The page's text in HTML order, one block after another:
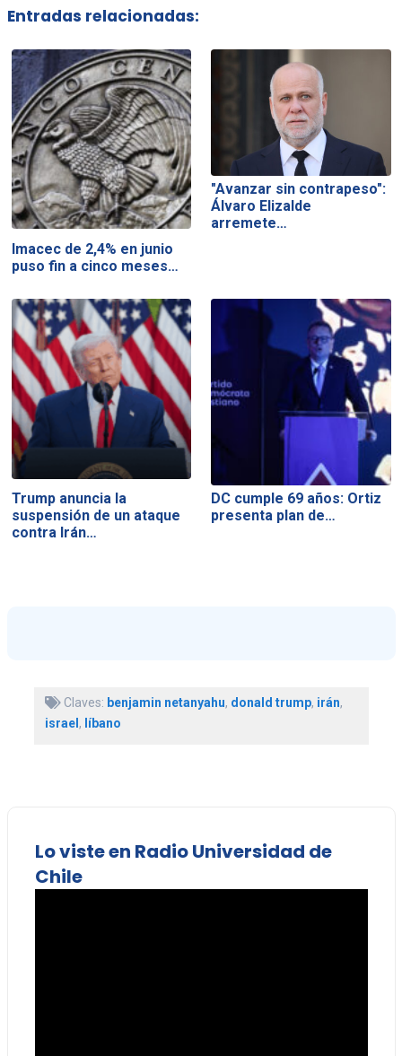
Entradas relacionadas:
Imacec de 2,4% en junio
puso fin a cinco meses…
"Avanzar sin contrapeso":
Álvaro Elizalde
arremete…
Trump anuncia la
suspensión de un ataque
contra Irán…
DC cumple 69 años: Ortiz
presenta plan de…
Claves: benjamin netanyahu, donald trump, irán,
israel, líbano
Lo viste en Radio Universidad de
Chile